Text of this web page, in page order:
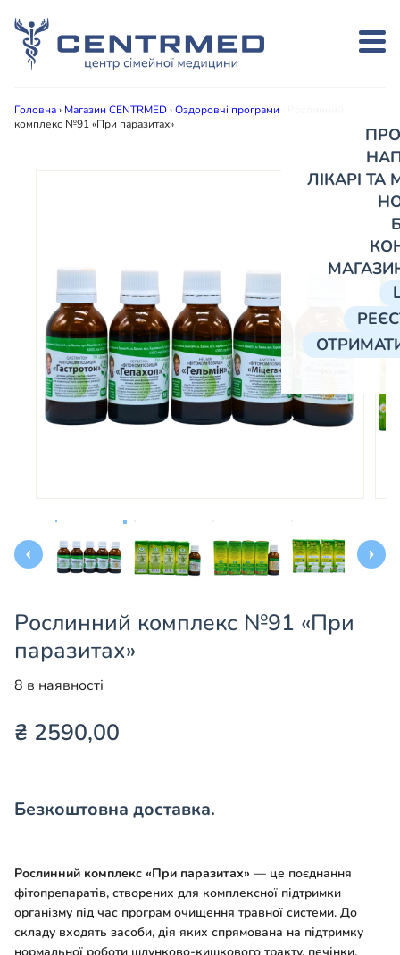
ЛІКАРІ
Головна› Магазин CENTRMED›Оздоровчі програми
комплекс №91 «При паразитах»
Рослинний комплекс №91 «При
паразитах»
8 в наявності
₴ 2590,00
Безкоштовна доставка.
Рослинний комплекс «При паразитах» — це поєднання
фітопрепаратів, створених для комплексної підтримки
організму під час програм очищення травної системи. До
складу входять засоби, дія яких спрямована на підтримку